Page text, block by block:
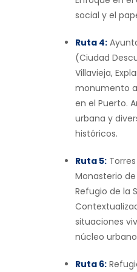
social y el
Ruta 4:
(Ciudad
Villavieja,
monumento
en el Puerto.
urbana y
históricos.
Ruta 5:
Monasterio
Refugio de la
situaciones
núcleo
Ruta 6: